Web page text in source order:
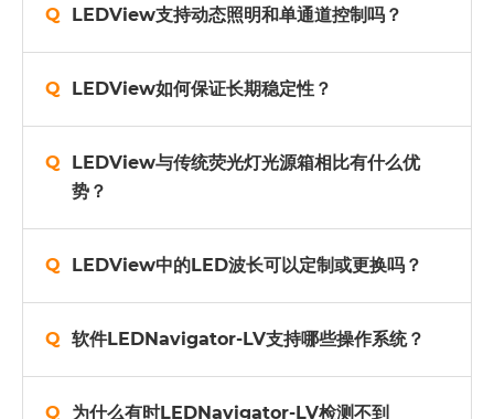
LEDView支持动态照明和单通道控制吗？
LEDView如何保证长期稳定性？
LEDView与传统荧光灯光源箱相比有什么优
势？
LEDView中的LED波长可以定制或更换吗？
软件LEDNavigator-LV支持哪些操作系统？
为什么有时LEDNavigator-LV检测不到